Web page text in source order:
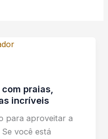
praias,
incríveis
para aproveitar a
você está